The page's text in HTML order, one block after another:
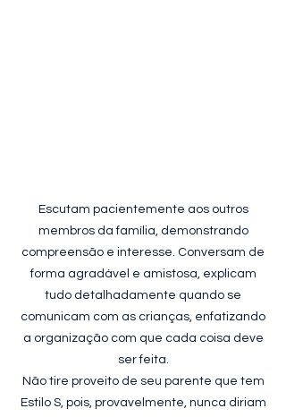
Escutam pacientemente aos outros
membros da família, demonstrando
compreensão e interesse. Conversam de
forma agradável e amistosa, explicam
tudo detalhadamente quando se
comunicam com as crianças, enfatizando
a organização com que cada coisa deve
ser feita.
Não tire proveito de seu parente que tem
Estilo S, pois, provavelmente, nunca diriam